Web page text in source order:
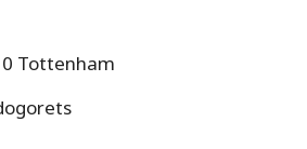
Tottenham